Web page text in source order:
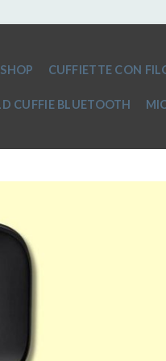
SHOP CUFFIETTE CON
CUFFIE BLUETOOTH